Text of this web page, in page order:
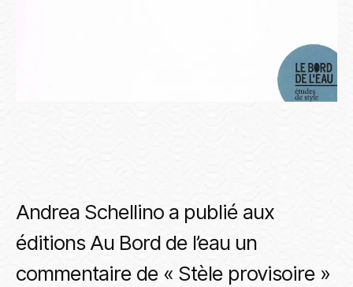
Andrea Schellino a publié aux
éditions Au Bord de l’eau un
commentaire de « Stèle provisoire »